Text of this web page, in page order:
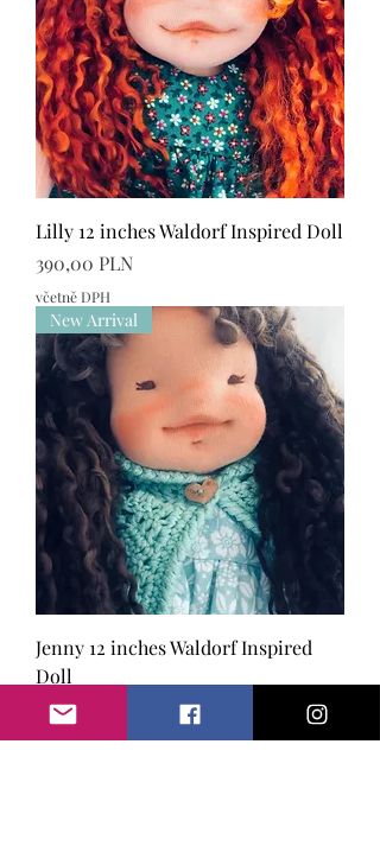
Lilly 12 inches Waldorf Inspired Doll
Cena
390,00 PLN
včetně DPH
New Arrival
Jenny 12 inches Waldorf Inspired
Doll
Cena
390,00 PLN
včetně DPH